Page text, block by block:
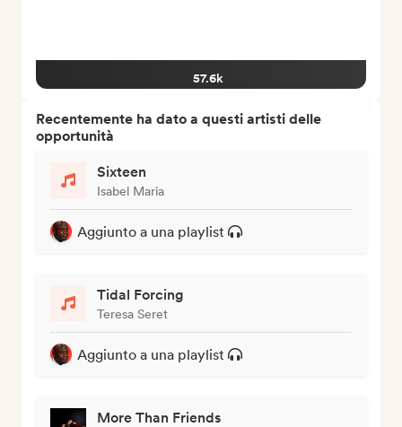
57.6k
Recentemente ha dato a questi artisti delle
opportunità
Sixteen
Isabel Maria
Aggiunto a una playlist
Tidal Forcing
Teresa Seret
Aggiunto a una playlist
More Than Friends